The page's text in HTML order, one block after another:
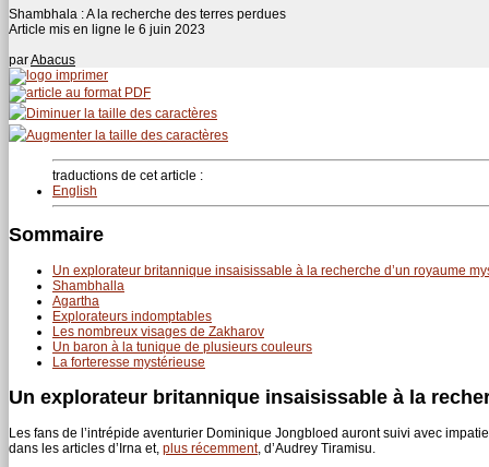
Shambhala : A la recherche des terres perdues
Article mis en ligne le 6 juin 2023
parAbacus
traductions de cet article :
English
Sommaire
Un explorateur britannique insaisissable à la recherche d’un royaume
Shambhalla
Agartha
Explorateurs indomptables
Les nombreux visages de Zakharov
Un baron à la tunique de plusieurs couleurs
La forteresse mystérieuse
Un explorateur britannique insaisissable à la
Les fans de l’intrépide aventurier Dominique Jongbloed auront suivi avec
dans les articles d’Irna et, plus récemment, d’Audrey Tiramisu.